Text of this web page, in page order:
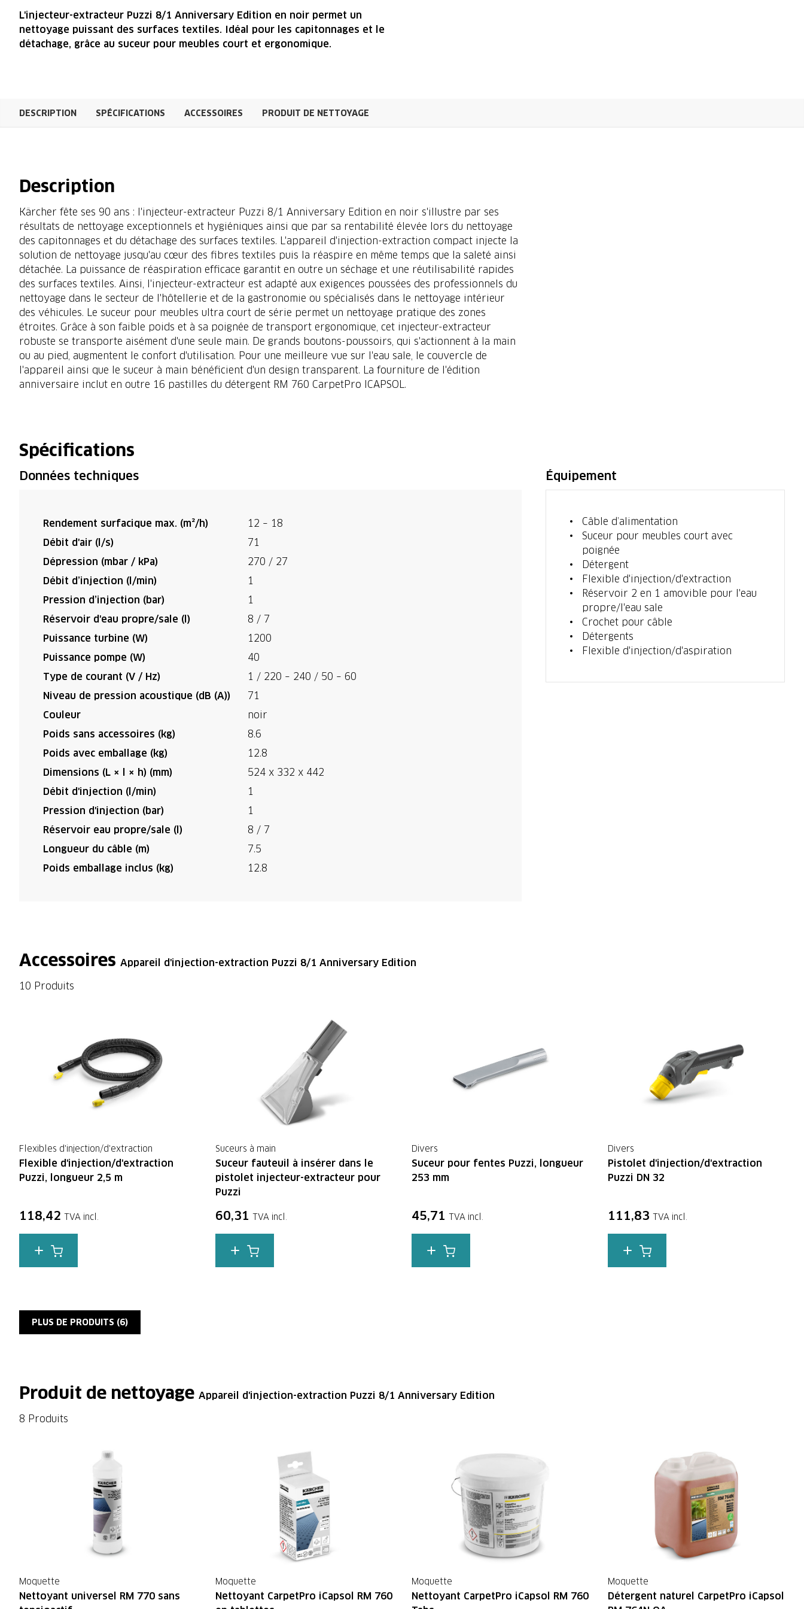
L'injecteur-extracteur Puzzi 8/1 Anniversary Edition en noir permet un
nettoyage puissant des surfaces textiles. Idéal pour les capitonnages et le
détachage, grâce au suceur pour meubles court et ergonomique.
DESCRIPTION SPÉCIFICATIONS ACCESSOIRES PRODUIT DE NETTOYAGE
Description
Kärcher fête ses 90 ans : l'injecteur-extracteur Puzzi 8/1 Anniversary Edition en noir s'illustre par ses
résultats de nettoyage exceptionnels et hygiéniques ainsi que par sa rentabilité élevée lors du nettoyage
des capitonnages et du détachage des surfaces textiles. L'appareil d'injection-extraction compact injecte la
solution de nettoyage jusqu'au cœur des fibres textiles puis la réaspire en même temps que la saleté ainsi
détachée. La puissance de réaspiration efficace garantit en outre un séchage et une réutilisabilité rapides
des surfaces textiles. Ainsi, l'injecteur-extracteur est adapté aux exigences poussées des professionnels du
nettoyage dans le secteur de l'hôtellerie et de la gastronomie ou spécialisés dans le nettoyage intérieur
des véhicules. Le suceur pour meubles ultra court de série permet un nettoyage pratique des zones
étroites. Grâce à son faible poids et à sa poignée de transport ergonomique, cet injecteur-extracteur
robuste se transporte aisément d'une seule main. De grands boutons-poussoirs, qui s'actionnent à la main
ou au pied, augmentent le confort d'utilisation. Pour une meilleure vue sur l'eau sale, le couvercle de
l'appareil ainsi que le suceur à main bénéficient d'un design transparent. La fourniture de l'édition
anniversaire inclut en outre 16 pastilles du détergent RM 760 CarpetPro ICAPSOL.
Spécifications
Données techniques
Rendement surfacique max. (m²/h)
12 – 18
Débit d'air (l/s)
71
Dépression (mbar / kPa)
270 / 27
Débit d’injection (l/min)
1
Pression d’injection (bar)
1
Réservoir d'eau propre/sale (l)
8 / 7
Puissance turbine (W)
1200
Puissance pompe (W)
40
Type de courant (V / Hz)
1 / 220 – 240 / 50 – 60
Niveau de pression acoustique (dB (A))
71
Couleur
noir
Poids sans accessoires (kg)
8.6
Poids avec emballage (kg)
12.8
Dimensions (L × l × h) (mm)
524 x 332 x 442
Débit d'injection (l/min)
1
Pression d'injection (bar)
1
Réservoir eau propre/sale (l)
8 / 7
Longueur du câble (m)
7.5
Poids emballage inclus (kg)
12.8
Équipement
Câble d’alimentation
Suceur pour meubles court avec
poignée
Détergent
Flexible d'injection/d'extraction
Réservoir 2 en 1 amovible pour l'eau
propre/l'eau sale
Crochet pour câble
Détergents
Flexible d'injection/d'aspiration
Accessoires Appareil d'injection-extraction Puzzi 8/1 Anniversary Edition
10 Produits
Flexibles d'injection/d'extraction
Flexible d'injection/d'extraction
Puzzi, longueur 2,5 m
118,42 TVA incl.
Suceurs à main
Suceur fauteuil à insérer dans le
pistolet injecteur-extracteur pour
Puzzi
60,31 TVA incl.
Divers
Suceur pour fentes Puzzi, longueur
253 mm
45,71 TVA incl.
Divers
Pistolet d'injection/d'extraction
Puzzi DN 32
111,83 TVA incl.
PLUS DE PRODUITS (6)
Produit de nettoyage Appareil d'injection-extraction Puzzi 8/1 Anniversary Edition
8 Produits
Moquette
Nettoyant universel RM 770 sans
Moquette
Nettoyant CarpetPro iCapsol RM 760
Moquette
Nettoyant CarpetPro iCapsol RM 760
Moquette
Détergent naturel CarpetPro iCapsol